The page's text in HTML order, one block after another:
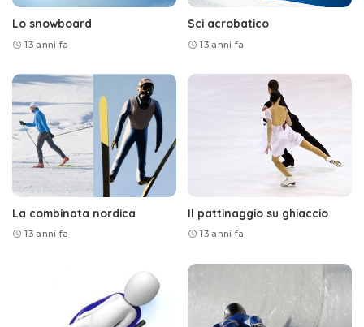
Lo snowboard
13 anni fa
Sci acrobatico
13 anni fa
La combinata nordica
13 anni fa
Il pattinaggio su ghiaccio
13 anni fa